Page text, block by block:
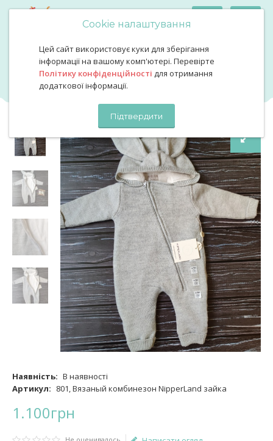
Cookie налаштування
Цей сайт використовує куки для зберігання
інформації на вашому комп'ютері. Перевірте
Політику конфіденційності для отримання
додаткової інформації.
Підтвердити
В'язаний комбінезон NipperLand зайка колір сірий
В'язаний комбінезон
NipperLand зайка колір сірий
Наявність: В наявності
Артикул: 801, Вязаный комбинезон NipperLand зайка
1.100грн